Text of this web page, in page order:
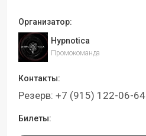
Организатор:
Hypnotica
Промокоманда
Контакты:
Резерв: +7 (915) 122-06-64
Билеты: